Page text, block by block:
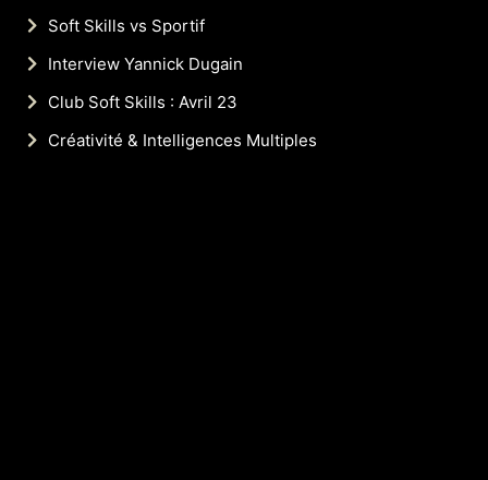
Soft Skills vs Sportif
Interview Yannick Dugain
Club Soft Skills : Avril 23
Créativité & Intelligences Multiples